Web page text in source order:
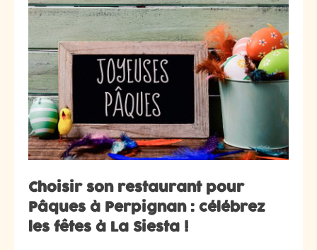
Choisir son restaurant pour
Pâques à Perpignan : célébrez
les fêtes à La Siesta !